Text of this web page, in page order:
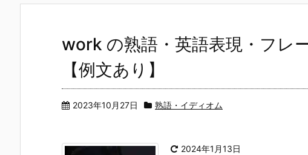
work の熟語・英語表現・フレ
【例文あり】
2023年10月27日 熟語・イディオム
2024年1月13日